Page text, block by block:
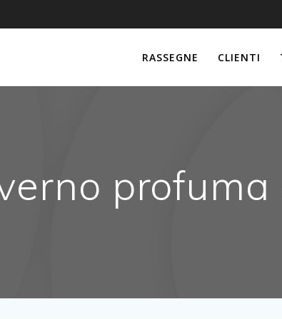
RASSEGNE CLIENTI